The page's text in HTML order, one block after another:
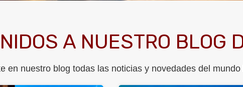
A NUESTRO BLOG
en nuestro blog todas las noticias y novedades del mundo